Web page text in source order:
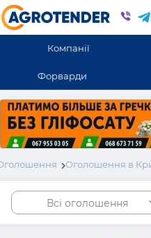
Компанії
Форварди
Оголошення в
Всі оголошення